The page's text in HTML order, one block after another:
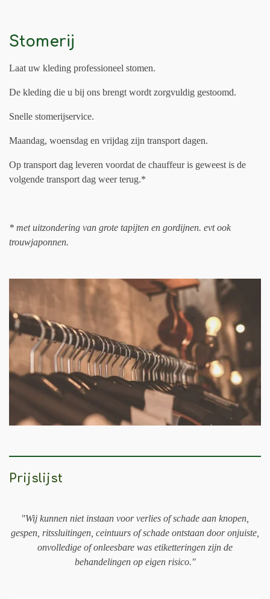
Stomerij
Laat uw kleding professioneel stomen.
De kleding die u bij ons brengt wordt zorgvuldig gestoomd.
Snelle stomerijservice.
Maandag, woensdag en vrijdag zijn transport dagen.
Op transport dag leveren voordat de chauffeur is geweest is de
volgende transport dag weer terug.*
* met uitzondering van grote tapijten en gordijnen. evt ook
trouwjaponnen.
Prijslijst
"Wij kunnen niet instaan voor verlies of schade aan knopen,
gespen, ritssluitingen, ceintuurs of schade ontstaan door onjuiste,
onvolledige of onleesbare was etiketteringen zijn de
behandelingen op eigen risico."